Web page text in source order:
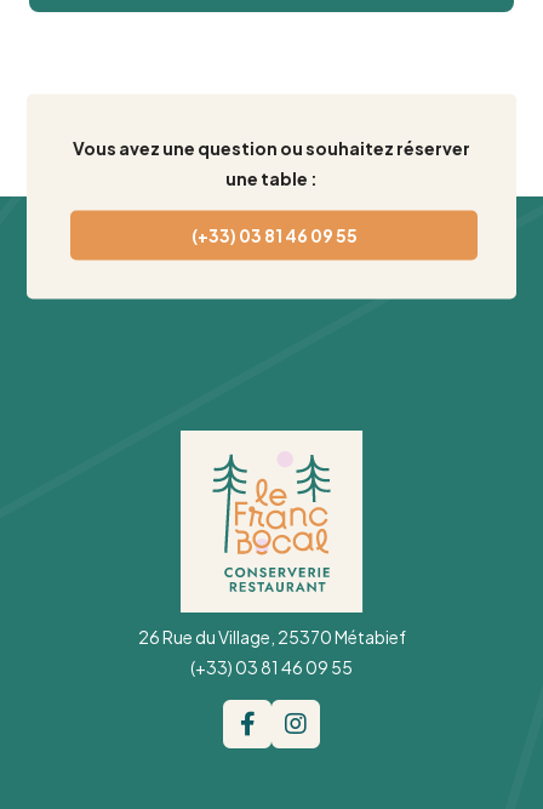
Vous avez une question ou souhaitez réserver
une table :
(+33) 03 81 46 09 55
26 Rue du Village, 25370 Métabief
(+33) 03 81 46 09 55